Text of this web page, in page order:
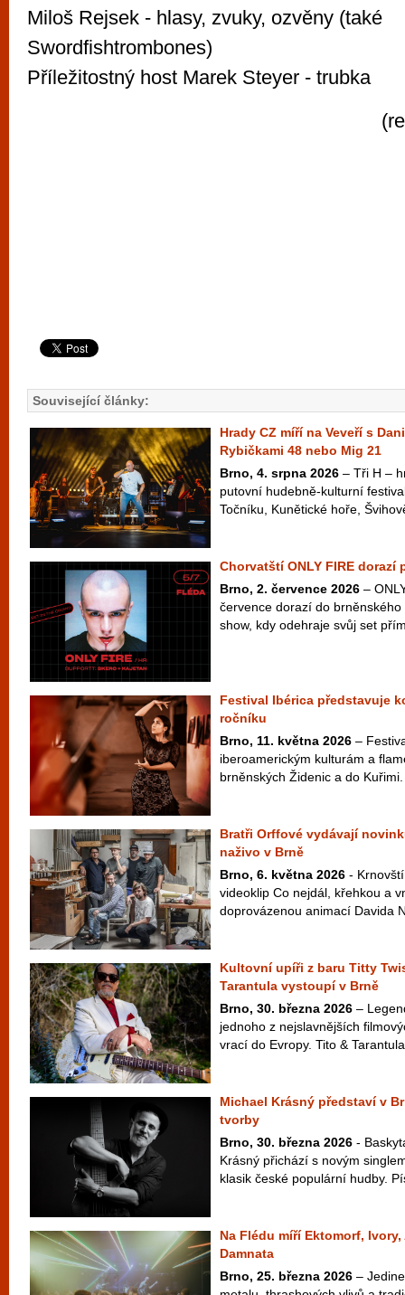
Miloš Rejsek - hlasy, zvuky, ozvěny (také
Swordfishtrombones)
Příležitostný host Marek Steyer - trubka
Související články:
Hrady CZ míří na Veveří s
Rybičkami 48 nebo Mig 21
Brno, 4. srpna 2026 – Tři H –
putovní hudebně-kulturní
Točníku, Kunětické hoře,
Chorvatští ONLY FIRE dorazí
Brno, 2. července 2026 –
července dorazí do
show, kdy odehraje svůj set
Festival Ibérica představuje
ročníku
Brno, 11. května 2026 –
iberoamerickým kulturám a
brněnských Židenic a do
Bratři Orffové vydávají
naživo v Brně
Brno, 6. května 2026 -
videoklip Co nejdál, křehkou a
doprovázenou animací Davida
Kultovní upíři z baru Titty
Tarantula vystoupí v Brně
Brno, 30. března 2026 –
jednoho z nejslavnějších
vrací do Evropy. Tito &
Michael Krásný představí v
tvorby
Brno, 30. března 2026 -
Krásný přichází s novým
klasik české populární hudby.
Na Flédu míří Ektomorf,
Damnata
Brno, 25. března 2026 –